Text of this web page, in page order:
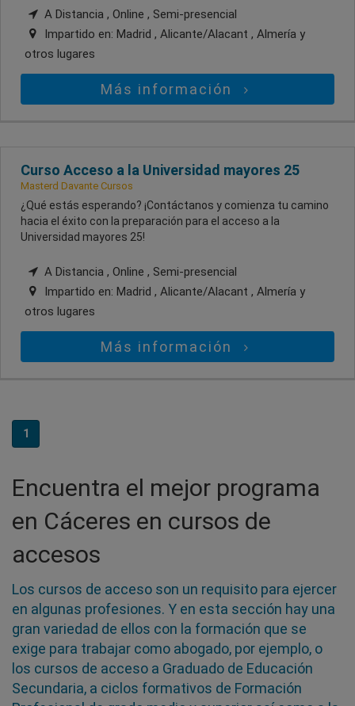
A Distancia , Online , Semi-presencial
Impartido en: Madrid , Alicante/Alacant , Almería y
otros lugares
Más información
Curso Acceso a la Universidad mayores 25
Masterd Davante Cursos
¿Qué estás esperando? ¡Contáctanos y comienza tu camino
hacia el éxito con la preparación para el acceso a la
Universidad mayores 25!
A Distancia , Online , Semi-presencial
Impartido en: Madrid , Alicante/Alacant , Almería y
otros lugares
Más información
1
Encuentra el mejor programa
en Cáceres en cursos de
accesos
Los cursos de acceso son un requisito para ejercer
en algunas profesiones. Y en esta sección hay una
gran variedad de ellos con la formación que se
exige para trabajar como abogado, por ejemplo, o
los cursos de acceso a Graduado de Educación
Secundaria, a ciclos formativos de Formación